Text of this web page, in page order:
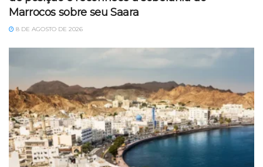
Marrocos sobre seu Saara
8 DE AGOSTO DE 2026